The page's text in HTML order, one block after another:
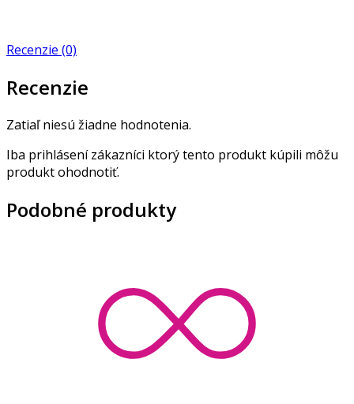
Recenzie (0)
Recenzie
Zatiaľ niesú žiadne hodnotenia.
Iba prihlásení zákazníci ktorý tento produkt kúpili môžu
produkt ohodnotiť.
Podobné produkty